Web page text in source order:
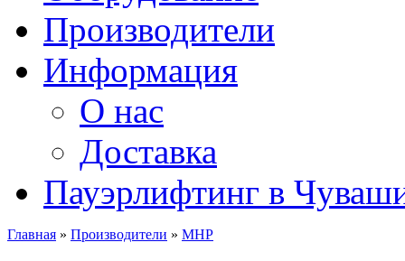
Производители
Информация
О нас
Доставка
Пауэрлифтинг в
Главная » Производители » MHP